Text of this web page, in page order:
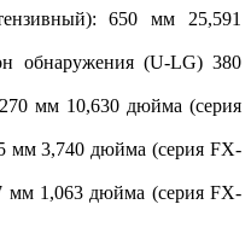
650 мм 25,591
обнаружения (U-LG) 380
мм 10,630 дюйма (серия
мм 3,740 дюйма (серия FX-
мм 1,063 дюйма (серия FX-